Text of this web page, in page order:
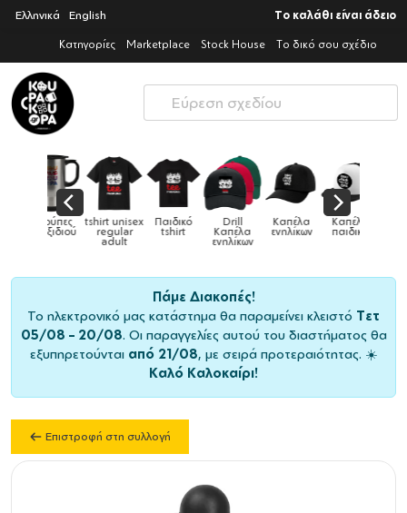
Ελληνικά English Το καλάθι είναι άδειο
Κατηγορίες Marketplace Stock House Το δικό σου σχέδιο
Παιδικό
tshirt
Drill
Καπέλα
ενηλίκων
Καπέλα
ενηλίκων
Καπέλα
παιδικά Κούπες Κούπες
ειδικές
Πάμε Διακοπές!
Το ηλεκτρονικό μας κατάστημα θα παραμείνει κλειστό Τετ
05/08 – 20/08. Οι παραγγελίες αυτού του διαστήματος θα
εξυπηρετούνται από 21/08, με σειρά προτεραιότητας. ☀️
Καλό Καλοκαίρι!
Επιστροφή στη συλλογή